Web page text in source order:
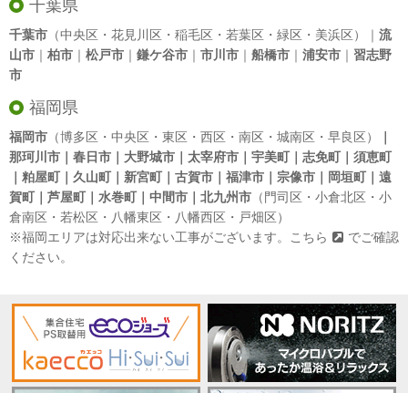
千葉県
千葉市 （中央区・花見川区・稲毛区・若葉区・緑区・美浜区）｜ 流
山市 ｜ 柏市 ｜ 松戸市 ｜ 鎌ケ谷市 ｜ 市川市 ｜ 船橋市 ｜ 浦安市 ｜ 習志野
市
福岡県
福岡市 （博多区・中央区・東区・西区・南区・城南区・早良区）
那珂川市｜春日市｜大野城市｜太宰府市｜宇美町｜志免町｜須恵町
｜粕屋町｜久山町｜新宮町｜古賀市｜福津市｜宗像市｜岡垣町｜遠
賀町｜芦屋町｜水巻町｜中間市｜北九州市 （門司区・小倉北区・小
倉南区・若松区・八幡東区・八幡西区・戸畑区）
※福岡エリアは対応出来ない工事がございます。
こちら
でご確認
ください。